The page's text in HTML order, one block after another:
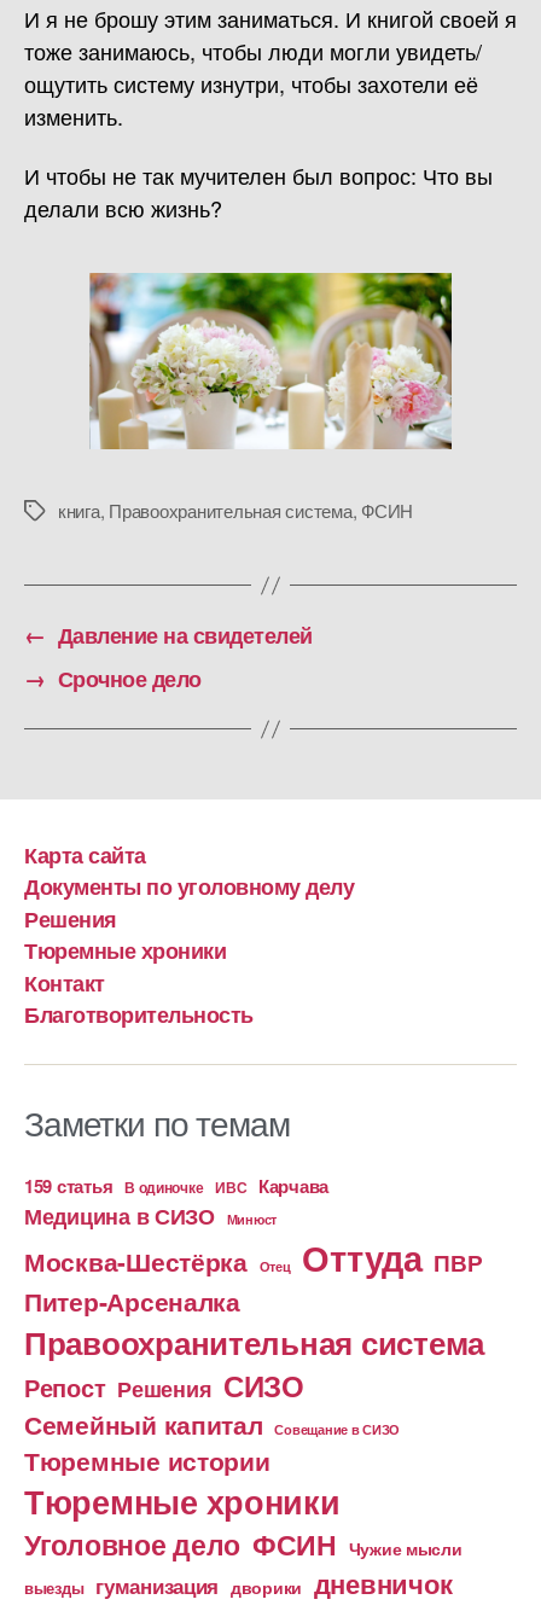
И я не брошу этим заниматься. И книгой своей я
тоже занимаюсь, чтобы люди могли увидеть/
ощутить систему изнутри, чтобы захотели её
изменить.
И чтобы не так мучителен был вопрос: Что вы
делали всю жизнь?
Меткикнига, Правоохранительная система, ФСИН
← Давление на свидетелей
→ Срочное дело
Карта сайта
Документы по уголовному делу
Решения
Тюремные хроники
Контакт
Благотворительность
Заметки по темам
159 статья В одиночке ИВС Карчава
Медицина в СИЗО Минюст
Москва-Шестёрка Отец Оттуда ПВР
Питер-Арсеналка
Правоохранительная система
Репост Решения СИЗО
Семейный капитал Совещание в СИЗО
Тюремные истории
Тюремные хроники
Уголовное дело ФСИН Чужие мысли
выезды гуманизация дворики дневничок